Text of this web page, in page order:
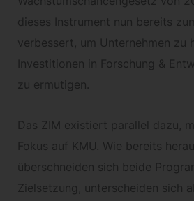
dieses Instrument nun bereits
verbessert, um Unternehmen zu
Investitionen in Forschung &
zu ermutigen.
Das ZIM existiert parallel dazu,
Fokus auf KMU. Wie bereits
überschneiden sich beide
Zielsetzung, unterscheiden sich